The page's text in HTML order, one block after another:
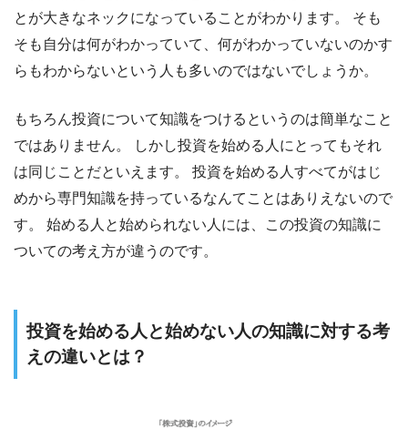
とが大きなネックになっていることがわかります。 そも
そも自分は何がわかっていて、何がわかっていないのかす
らもわからないという人も多いのではないでしょうか。
もちろん投資について知識をつけるというのは簡単なこと
ではありません。 しかし投資を始める人にとってもそれ
は同じことだといえます。 投資を始める人すべてがはじ
めから専門知識を持っているなんてことはありえないので
す。 始める人と始められない人には、この投資の知識に
ついての考え方が違うのです。
投資を始める人と始めない人の知識に対する考
えの違いとは？